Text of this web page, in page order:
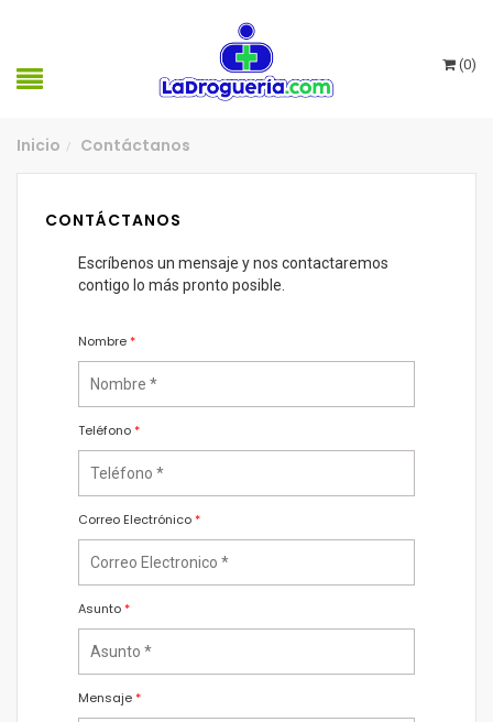
(0)
Inicio / Contáctanos
CONTÁCTANOS
Escríbenos un mensaje y nos contactaremos
contigo lo más pronto posible.
Nombre*
Teléfono*
Correo Electrónico*
Asunto*
Mensaje*